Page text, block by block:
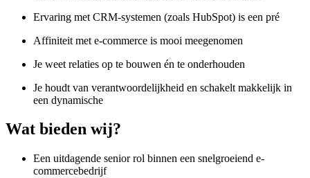
Ervaring met CRM-systemen (zoals HubSpot) is een pré
Affiniteit met e-commerce is mooi meegenomen
Je weet relaties op te bouwen én te onderhouden
Je houdt van verantwoordelijkheid en schakelt makkelijk in
een dynamische
Wat bieden wij?
Een uitdagende senior rol binnen een snelgroeiend e-
commercebedrijf